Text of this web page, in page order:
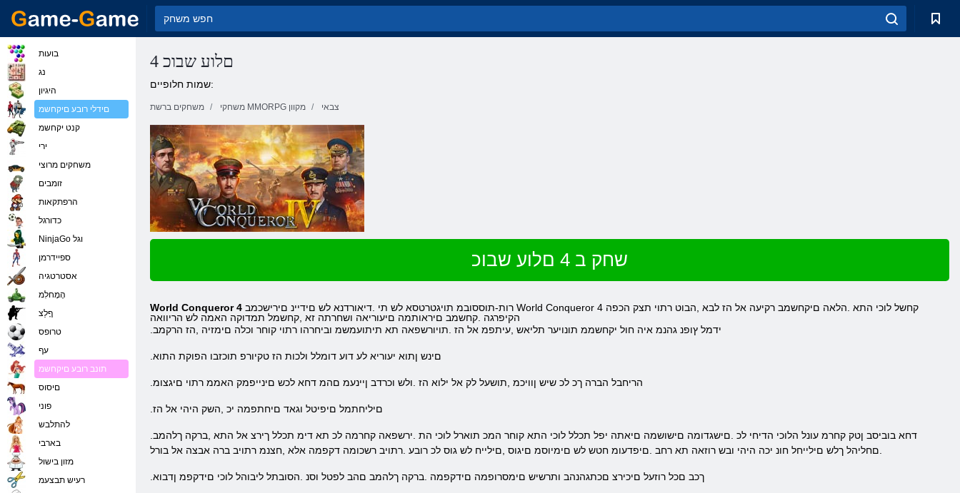
4 םלוע שבוכ
שמות חלופיים:
משחקים ברשת משחקי MMORPG מקוון צבאי
שחק ב 4 םלוע שבוכ
World Conqueror 4
הקיפרגה .קחשמב םיראותמה םיעוריאה ושחרתה זא ,קחשמל תמדוקה האמה לש הריוואה
.ידמל ץופנ גהנמ איה חול יקחשממ תונויער תליאש ,עיתפמ אל הז .תויורשפאה תא תיתועמשמ וביחרהו רתוי קוחר וכלה םימזיה ,הז הרקמב
.םינש ןתוא יעוריא לע דוע דומלל ולכות הז טקיורפ תוכזבו הפוקת התוא
.הריחבל הברה ךכ לכ שיש ןוויכמ ,תושעל לק אל ילוא הז .ולש וכרדב ןיינעמ םהמ דחא לכש םינייפמק האממ רתוי םיגצומ
.םיליחתמל םיפיטל וגאד םיחתפמה יכ ,השק היהי אל הז
.םחליהל ךלש םילייחל חונ יכה היהי ובש רוזאה תא רחב .םיפדעומ חטש לש םימיוסמ םיגוס ,םילייח לש גוס לכ רובע .רתויב רשכומה דקפמה אלא ,חצנמ רתויב ברה אבצה אל בורל
.ךכב םכל רוזעל םיכירצ םכתגהנהב ותרשיש םימסרופמה םידקפמה .ברקה ךלהמב םהב לפטל וסנ .הסובתל ליבוהל לוכי םידקפמ ןדבוא
בועות
נג
היגיון
םידלי רובע םיקחשמ
קנט יקחשמ
ירי
משחקים מרוצי
זומבים
הרפתקאות
כדורגל
NinjaGo וגל
ספיידרמן
אסטרטגיה
הָמָחלִמ
ףָלַצ
טרופס
עף
תונב רובע םיקחשמ
םיסוס
פוני
להתלבש
בארבי
מזון בישול
רעיש תבצעמ